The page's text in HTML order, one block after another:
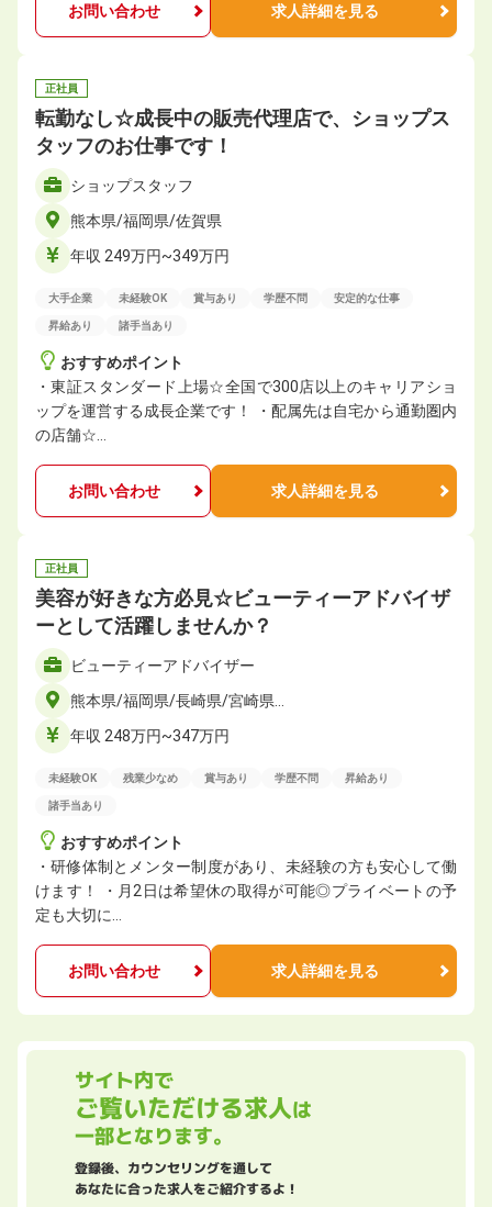
お問い合わせ 求人詳細を見る
正社員
転勤なし☆成長中の販売代理店で、ショップス
タッフのお仕事です！
ショップスタッフ
熊本県/福岡県/佐賀県
年収 249万円~349万円
大手企業 未経験OK 賞与あり 学歴不問 安定的な仕事
昇給あり 諸手当あり
おすすめポイント
・東証スタンダード上場☆全国で300店以上のキャリアショ
ップを運営する成長企業です！ ・配属先は自宅から通勤圏内
の店舗☆…
お問い合わせ 求人詳細を見る
正社員
美容が好きな方必見☆ビューティーアドバイザ
ーとして活躍しませんか？
ビューティーアドバイザー
熊本県/福岡県/長崎県/宮崎県…
年収 248万円~347万円
未経験OK 残業少なめ 賞与あり 学歴不問 昇給あり
諸手当あり
おすすめポイント
・研修体制とメンター制度があり、未経験の方も安心して働
けます！ ・月2日は希望休の取得が可能◎プライベートの予
定も大切に…
お問い合わせ 求人詳細を見る
サイト内で
ご覧いただける求人は
一部となります。
登録後、カウンセリングを通して
あなたに合った求人をご紹介するよ！